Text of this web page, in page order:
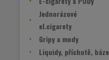
Jednorázové
el.cigarety
Gripy a mody
Liquidy, příchutě, báze